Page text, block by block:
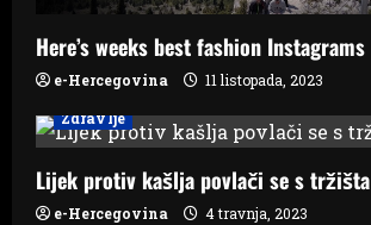
Here’s weeks best fashion Instagrams
e-Hercegovina
11 listopada, 2023
Zdravlje
Lijek protiv kašlja povlači se s tržišta
e-Hercegovina 4 travnja, 2023